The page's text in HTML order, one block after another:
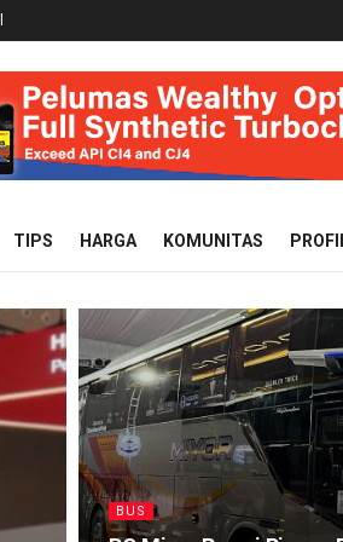
TIPS HARGA KOMUNITAS
BUS